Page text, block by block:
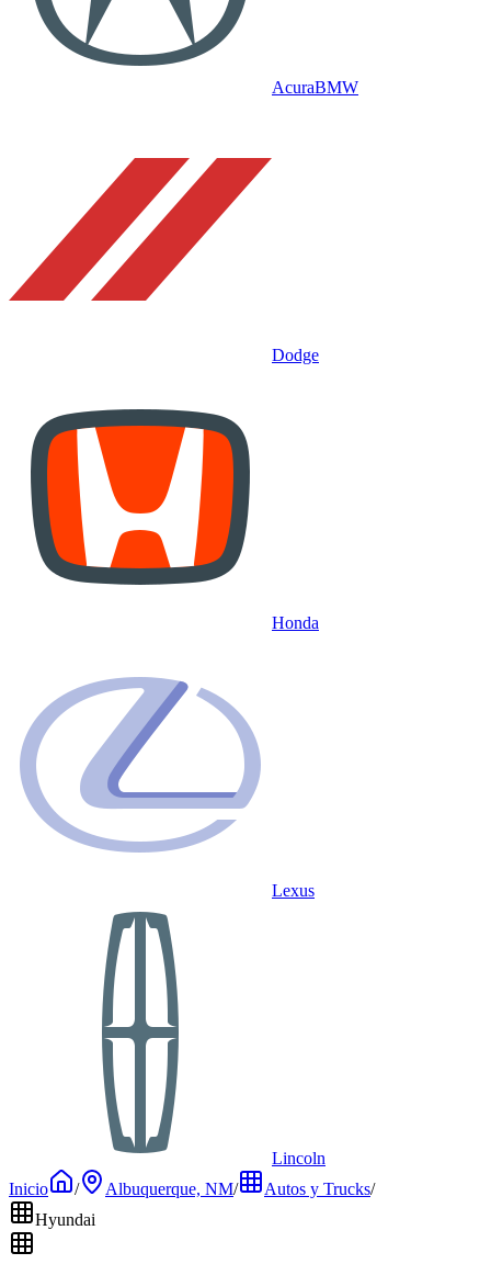
AcuraBMW
Dodge
Honda
Lexus
Lincoln
Inicio
/ Albuquerque, NM/ Autos y Trucks/
Hyundai